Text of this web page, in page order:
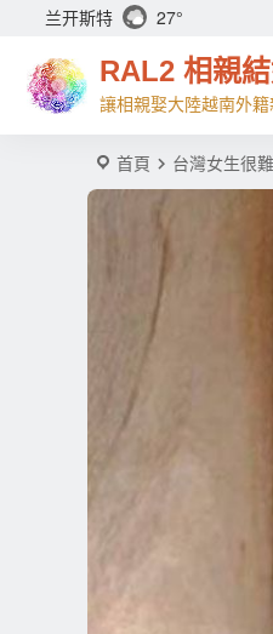
兰开斯特 27°
RAL2 相親
讓相親娶大陸越南外籍
首頁 台灣女生很